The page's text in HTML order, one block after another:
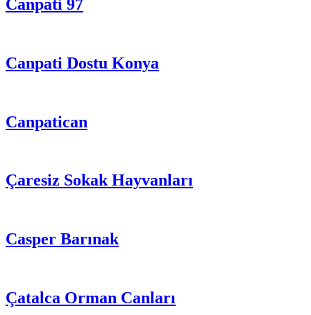
Canpati 97
Canpati Dostu Konya
Canpatican
Çaresiz Sokak Hayvanları
Casper Barınak
Çatalca Orman Canları